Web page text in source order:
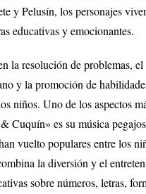
y Pelusín, los personajes
educativas y emocionantes.
la resolución de problemas, el
y la promoción de
niños. Uno de los aspectos
Cuquín» es su música
vuelto populares entre los
la diversión y el
sobre números, letras,